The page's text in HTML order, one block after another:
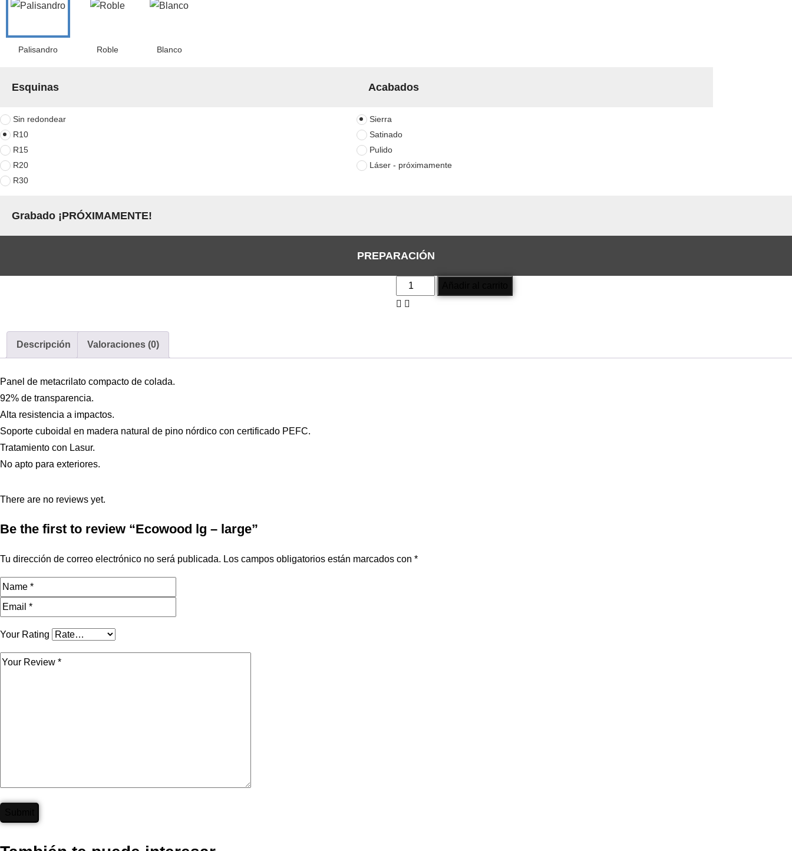
Palisandro Roble Blanco
Esquinas
Sin redondear
R10
R15
R20
R30
Acabados
Sierra
Satinado
Pulido
Láser - próximamente
Grabado ¡PRÓXIMAMENTE!
PREPARACIÓN
Ecowood
lg
Descripción Valoraciones (0)
Panel de metacrilato compacto de colada.
92% de transparencia.
Alta resistencia a impactos.
Soporte cuboidal en madera natural de pino nórdico con certificado PEFC.
Tratamiento con Lasur.
No apto para exteriores.
There are no reviews yet.
Be the first to review “Ecowood lg – large”
Tu dirección de correo electrónico no será publicada. Los campos obligatorios están marcados con *
Your Rating